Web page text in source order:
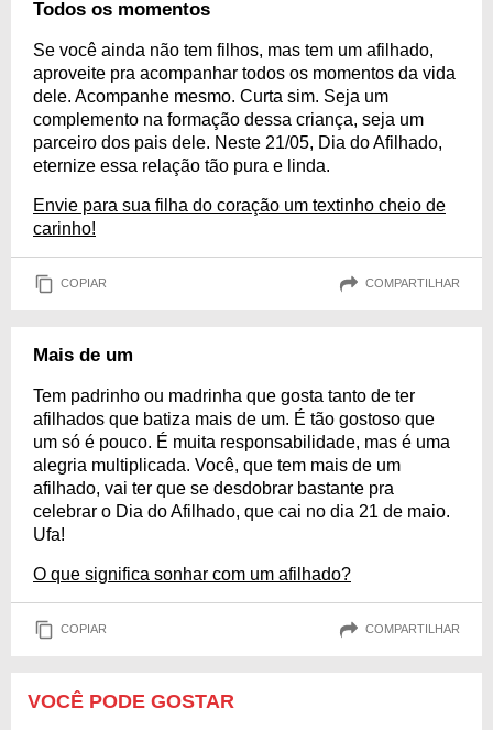
Todos os momentos
Se você ainda não tem filhos, mas tem um afilhado,
aproveite pra acompanhar todos os momentos da vida
dele. Acompanhe mesmo. Curta sim. Seja um
complemento na formação dessa criança, seja um
parceiro dos pais dele. Neste 21/05, Dia do Afilhado,
eternize essa relação tão pura e linda.
Envie para sua filha do coração um textinho cheio de
carinho!
COPIAR COMPARTILHAR
Mais de um
Tem padrinho ou madrinha que gosta tanto de ter
afilhados que batiza mais de um. É tão gostoso que
um só é pouco. É muita responsabilidade, mas é uma
alegria multiplicada. Você, que tem mais de um
afilhado, vai ter que se desdobrar bastante pra
celebrar o Dia do Afilhado, que cai no dia 21 de maio.
Ufa!
O que significa sonhar com um afilhado?
COPIAR COMPARTILHAR
VOCÊ PODE GOSTAR